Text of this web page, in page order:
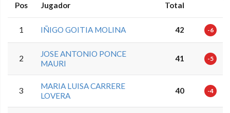
Pos Jugador Total
1 IÑIGO GOITIA MOLINA 42 -6
2
JOSE ANTONIO PONCE
MAURI
41 -5
3
MARIA LUISA CARRERE
LOVERA
40 -4